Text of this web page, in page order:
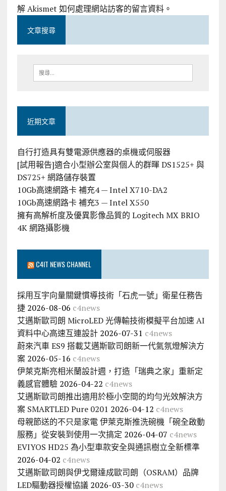
解 Akismet 如何處理網站訪客的留言資料。
文章搜尋
近期文章
自行打造具有雙電源供應器的桌機或伺服器
[試用報告]適合小型辦公室與個人的群暉 DS1525+ 與
DS725+ 網路儲存裝置
10Gb高速網路卡 補充4 — Intel X710-DA2
10Gb高速網路卡 補充3 — Intel X550
擁有高解析度及優異影像品質的 Logitech MX BRIO
4K 網路攝影機
C4IT NEWS CHANNEL
採用互宇向量關鍵慣導技術「石虎一號」衛星任務告
捷 2026-08-06 c4news
艾邁斯歐司朗 MicroLED 光傳輸技術模擬平台加速 AI
資料中心高速互連設計 2026-07-31 c4news
蔚來汽車 ES9 搭載艾邁斯歐司朗新一代氣氛燈解決方
案 2026-05-16 c4news
伊萊克斯亮相米蘭設計週，打造「瑞典之家」重新定
義感官體驗 2026-04-22 c4news
艾邁斯歐司朗推出適用於極小空間的均勻光效解決方
案 SMARTLED Pure 0201 2026-04-12 c4news
母親節送的不只是家電 伊萊克斯推洗碗機「碗全啟動
服務」從安裝到使用一次搞定 2026-04-07 c4news
EVIYOS HD25 為小型車款安全與通訊樹立全新標準
2026-04-02 c4news
艾邁斯歐司朗與伊戈爾達成歐司朗（OSRAM）品牌
LED驅動器授權協議 2026-03-30 c4news